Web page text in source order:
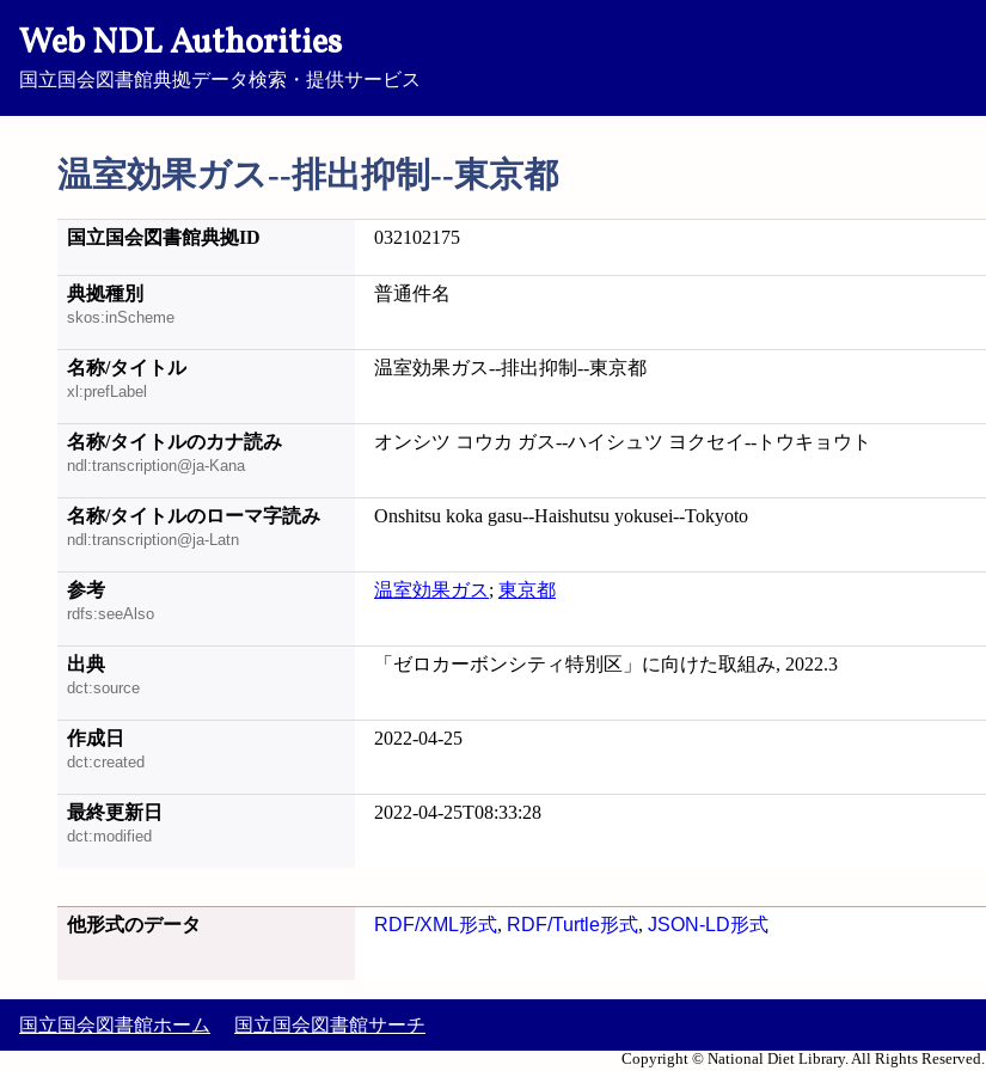
Web NDL Authorities
国立国会図書館典拠データ検索・提供サービス
温室効果ガス--排出抑制--東京都
国立国会図書館典拠ID 032102175
典拠種別
skos:inScheme
普通件名
名称/タイトル
xl:prefLabel
温室効果ガス--排出抑制--東京都
名称/タイトルのカナ読み
ndl:transcription@ja-Kana
オンシツ コウカ ガス--ハイシュツ ヨクセイ--トウキョウト
名称/タイトルのローマ字読み
ndl:transcription@ja-Latn
Onshitsu koka gasu--Haishutsu yokusei--Tokyoto
参考
rdfs:seeAlso
温室効果ガス; 東京都
出典
dct:source
「ゼロカーボンシティ特別区」に向けた取組み, 2022.3
作成日
dct:created
2022-04-25
最終更新日
dct:modified
2022-04-25T08:33:28
他形式のデータ RDF/XML形式, RDF/Turtle形式, JSON-LD形式
国立国会図書館ホーム 国立国会図書館サーチ
Copyright © National Diet Library. All Rights Reserved.